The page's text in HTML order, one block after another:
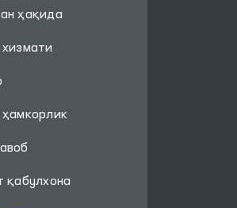
ҳақида
қабулхона